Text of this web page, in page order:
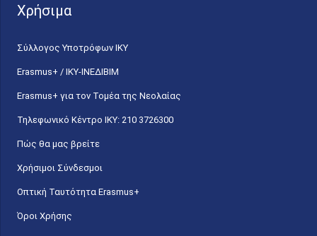
Χρήσιμα
Σύλλογος Υποτρόφων ΙΚΥ
Erasmus+ / ΙΚΥ-ΙΝΕΔΙΒΙΜ
Erasmus+ για τον Τομέα της Νεολαίας
Τηλεφωνικό Κέντρο IKY: 210 3726300
Πώς θα μας βρείτε
Χρήσιμοι Σύνδεσμοι
Οπτική Ταυτότητα Erasmus+
Όροι Χρήσης